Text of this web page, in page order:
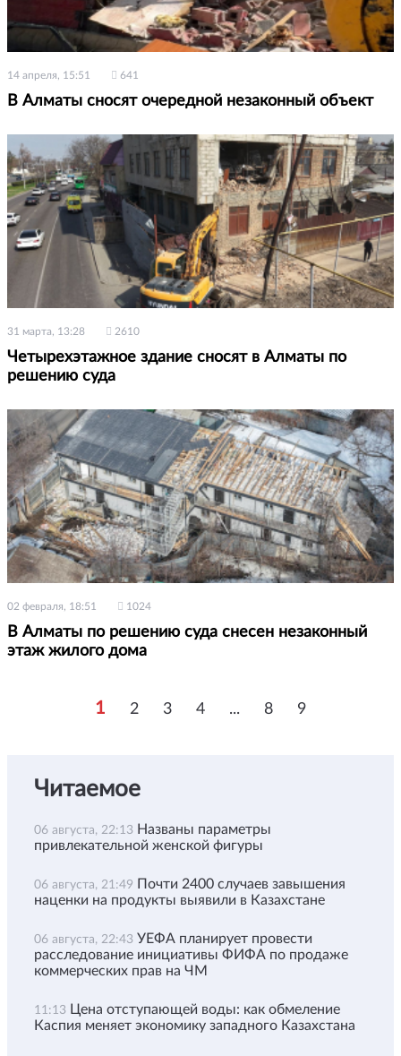
14 апреля, 15:51 641
В Алматы сносят очередной незаконный объект
31 марта, 13:28 2610
Четырехэтажное здание сносят в Алматы по
решению суда
02 февраля, 18:51 1024
В Алматы по решению суда снесен незаконный
этаж жилого дома
1 2 3 4 ... 8 9
Читаемое
06 августа, 22:13 Названы параметры
привлекательной женской фигуры
06 августа, 21:49 Почти 2400 случаев завышения
наценки на продукты выявили в Казахстане
06 августа, 22:43 УЕФА планирует провести
расследование инициативы ФИФА по продаже
коммерческих прав на ЧМ
11:13 Цена отступающей воды: как обмеление
Каспия меняет экономику западного Казахстана